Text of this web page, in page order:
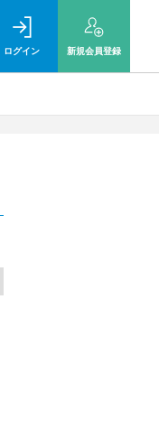
ログイン 新規会員登録